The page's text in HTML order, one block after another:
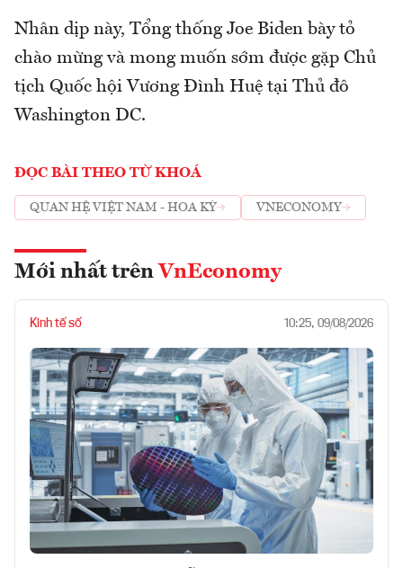
Nhân dịp này, Tổng thống Joe Biden bày tỏ
chào mừng và mong muốn sớm được gặp Chủ
tịch Quốc hội Vương Đình Huệ tại Thủ đô
Washington DC.
ĐỌC BÀI THEO TỪ KHOÁ
QUAN HỆ VIỆT NAM - HOA KỲ VNECONOMY
Mới nhất trên VnEconomy
Kinh tế số 10:25, 09/08/2026